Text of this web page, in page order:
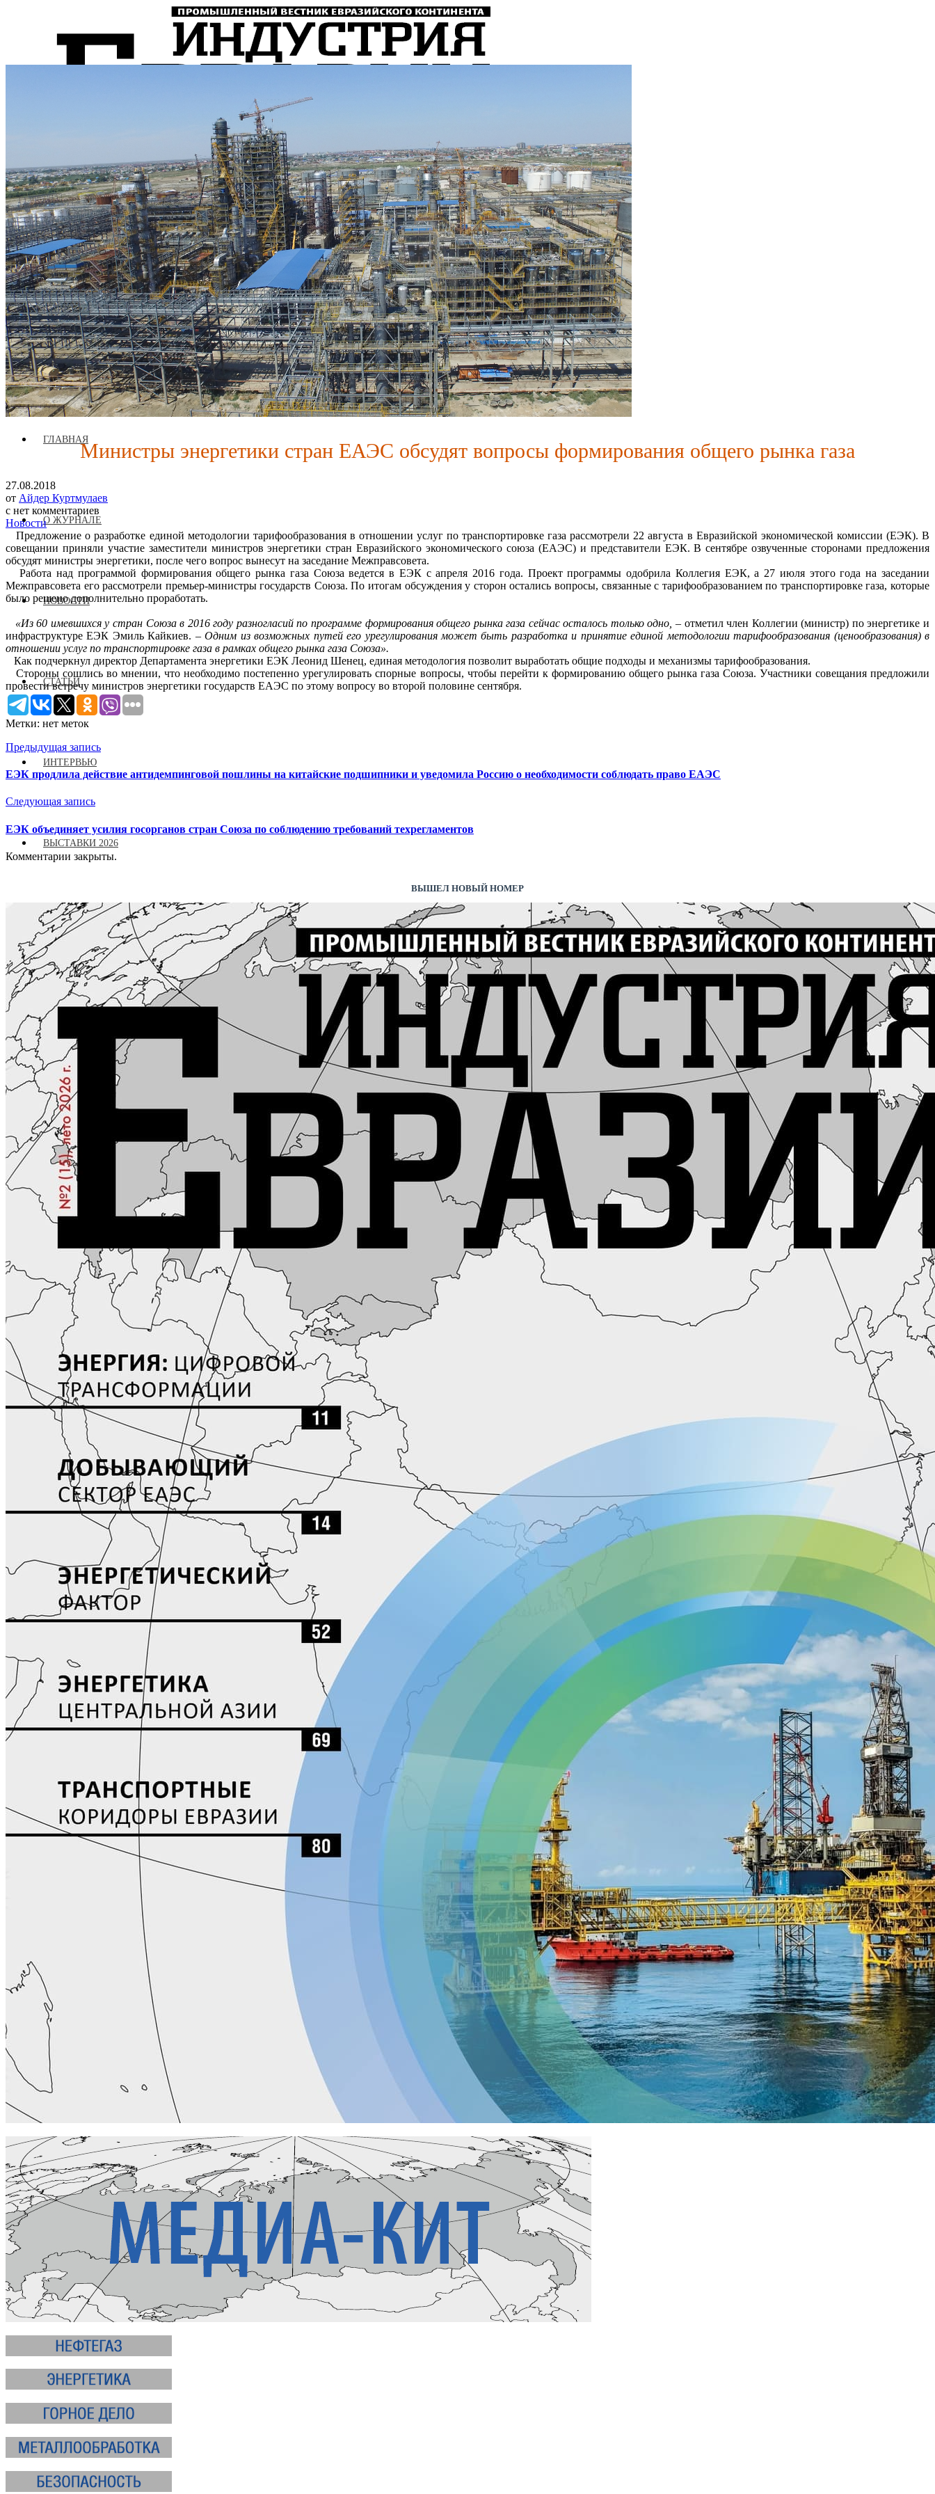
Журнал аккредитован при Евразийской Экономической Комиссии
ГЛАВНАЯ
О ЖУРНАЛЕ
НОВОСТИ
СТАТЬИ
ИНТЕРВЬЮ
ВЫСТАВКИ 2026
РЕКЛАМА
КОНТАКТЫ
Министры энергетики стран ЕАЭС обсудят вопросы формирования общего рынка газа
27.08.2018
от Айдер Куртмулаев
с нет комментариев
Новости
Предложение о разработке единой методологии тарифообразования в отношении услуг по транспортировке газа рассмотрели 22 августа в Евразийской экономической комиссии (ЕЭК). В
совещании приняли участие заместители министров энергетики стран Евразийского экономического союза (ЕАЭС) и представители ЕЭК. В сентябре озвученные сторонами предложения
обсудят министры энергетики, после чего вопрос вынесут на заседание Межправсовета.​
Работа над программой формирования общего рынка газа Союза ведется в ЕЭК с апреля 2016 года. Проект программы одобрила Коллегия ЕЭК, а 27 июля этого года на заседании
Межправсовета его рассмотрели премьер-министры государств Союза. По итогам обсуждения у сторон остались вопросы, связанные с тарифообразованием по транспортировке газа, которые
было решено дополнительно проработать.
«Из 60 имевшихся у стран Союза в 2016 году разногласий по программе формирования общего рынка газа сейчас осталось только одно, – отметил член Коллегии (министр) по энергетике и
инфраструктуре ЕЭК Эмиль Кайкиев. – Одним из возможных путей его урегулирования может быть разработка и принятие единой методологии тарифообразования (ценообразования) в
отношении услуг по транспортировке газа в рамках общего рынка газа Союза».
Как подчеркнул директор Департамента энергетики ЕЭК Леонид Шенец, единая методология позволит выработать общие подходы и механизмы тарифообразования.
Стороны сошлись во мнении, что необходимо постепенно урегулировать спорные вопросы, чтобы перейти к формированию общего рынка газа Союза. Участники совещания предложили
провести встречу министров энергетики государств ЕАЭС по этому вопросу во второй половине сентября.
Метки: нет меток
Предыдущая запись
ЕЭК продлила действие антидемпинговой пошлины на китайские подшипники и уведомила Россию о необходимости соблюдать право ЕАЭС
Следующая запись
ЕЭК объединяет усилия госорганов стран Союза по соблюдению требований техрегламентов
Комментарии закрыты.
ВЫШЕЛ НОВЫЙ НОМЕР